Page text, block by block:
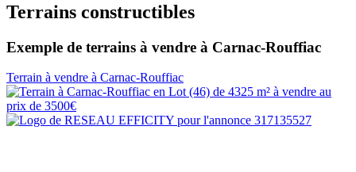
Terrains constructibles
Exemple de terrains à vendre à Carnac-Rouffiac
Terrain à vendre à Carnac-Rouffiac